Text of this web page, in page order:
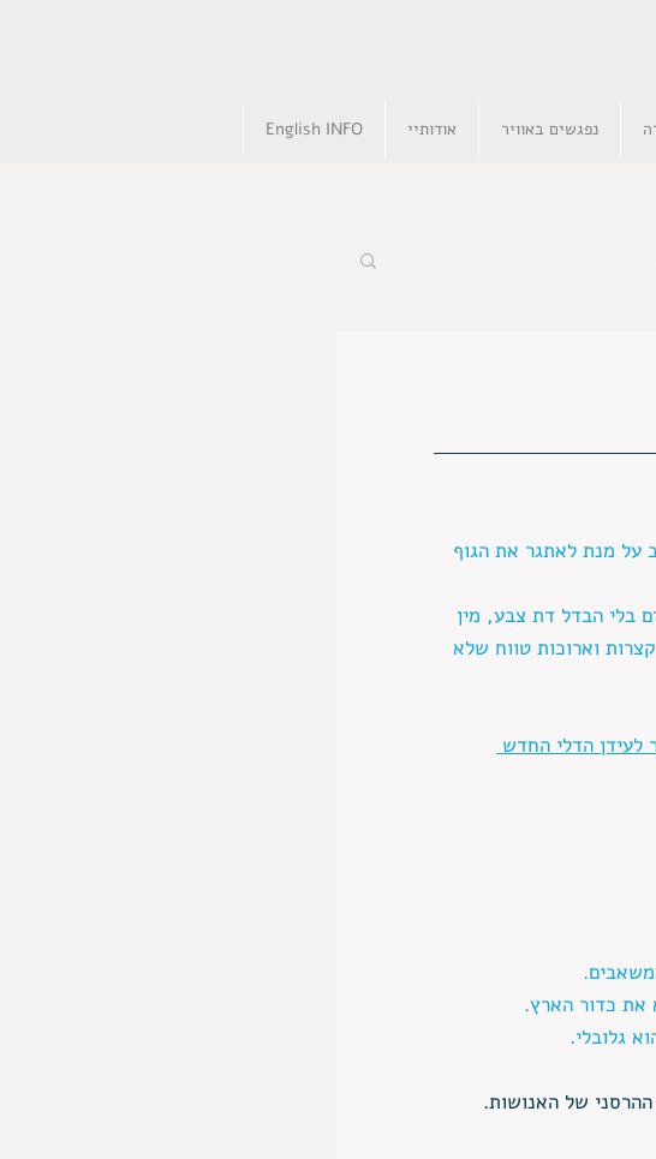
נפגשים באוויר אודותיי English INFO
על מנת לאתגר את הגוף
בלי הבדל דת צבע, מין
וארוכות טווח שלא
לעידן הדלי החדש
את כדור הארץ.
גלובלי.
של האנושות.